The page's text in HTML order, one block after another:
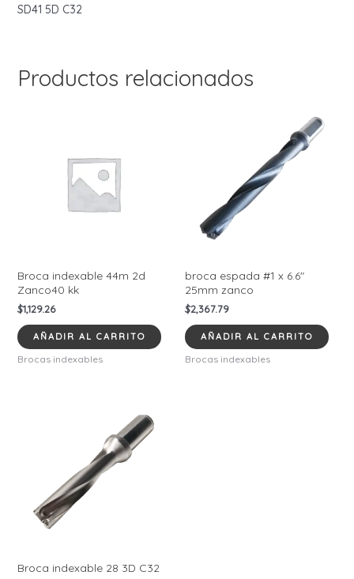
SD41 5D C32
Productos relacionados
Broca indexable 44m 2d
Zanco40 kk
$1,129.26
AÑADIR AL CARRITO
Brocas indexables
broca espada #1 x 6.6″
25mm zanco
$2,367.79
AÑADIR AL CARRITO
Brocas indexables
Broca indexable 28 3D C32